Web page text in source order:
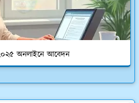
অনলাইনে আবেদন